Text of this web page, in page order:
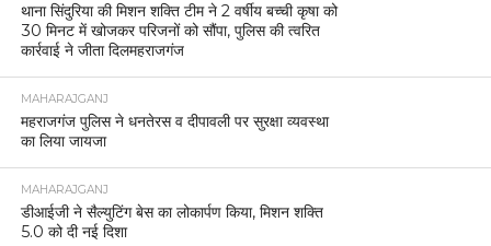
थाना सिंदुरिया की मिशन शक्ति टीम ने 2 वर्षीय बच्ची कृषा को
30 मिनट में खोजकर परिजनों को सौंपा, पुलिस की त्वरित
कार्रवाई ने जीता दिलमहराजगंज
MAHARAJGANJ
महराजगंज पुलिस ने धनतेरस व दीपावली पर सुरक्षा व्यवस्था
का लिया जायजा
MAHARAJGANJ
डीआईजी ने सैल्युटिंग बेस का लोकार्पण किया, मिशन शक्ति
5.0 को दी नई दिशा